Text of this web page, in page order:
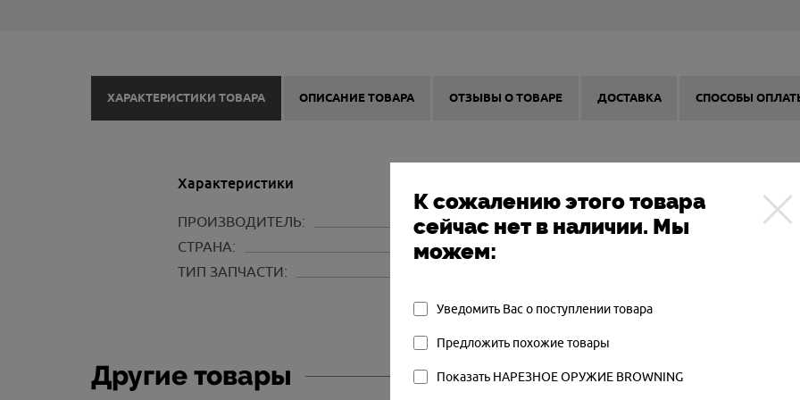
ХАРАКТЕРИСТИКИ ТОВАРА ОПИСАНИЕ ТОВАРА ОТЗЫВЫ О ТОВАРЕ ДОСТАВКА СПОСОБЫ
Характеристики
ПРОИЗВОДИТЕЛЬ: BROWNING
СТРАНА:
ТИП ЗАПЧАСТИ:
К сожалению этого товара
сейчас нет в наличии. Мы
можем:
Уведомить Вас о поступлении товара
Предложить похожие товары
Показать НАРЕЗНОЕ ОРУЖИЕ BROWNING
Другие товары